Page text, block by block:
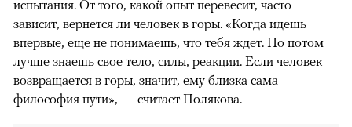
испытания. От того, какой опыт перевесит, часто
зависит, вернется ли человек в горы. «Когда идешь
впервые, еще не понимаешь, что тебя ждет. Но потом
лучше знаешь свое тело, силы, реакции. Если человек
возвращается в горы, значит, ему близка сама
философия пути», — считает Полякова.